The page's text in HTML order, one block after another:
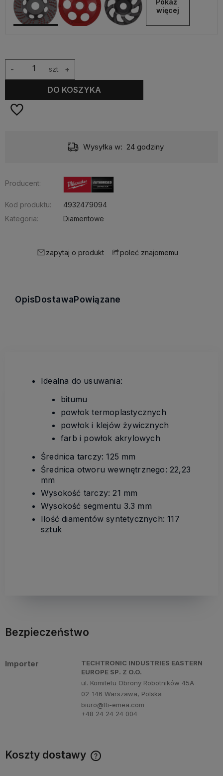
Pokaż
więcej
szt. +
-
DO KOSZYKA
Wysyłka w: 24 godziny
Producent:
Kod produktu:
4932479094
Kategoria:
Diamentowe
zapytaj o produkt poleć znajomemu
OpisDostawaPowiązane
Idealna do usuwania:
bitumu
powłok termoplastycznych
powłok i klejów żywicznych
farb i powłok akrylowych
Średnica tarczy: 125 mm
Średnica otworu wewnętrznego: 22,23
mm
Wysokość tarczy: 21 mm
Wysokość segmentu 3.3 mm
Ilość diamentów syntetycznych: 117
sztuk
Bezpieczeństwo
Importer
TECHTRONIC INDUSTRIES EASTERN
EUROPE SP. Z O.O.
ul. Komitetu Obrony Robotników 45A
02-146 Warszawa, Polska
biuro@tti-emea.com
+48 24 24 24 004
Koszty dostawy